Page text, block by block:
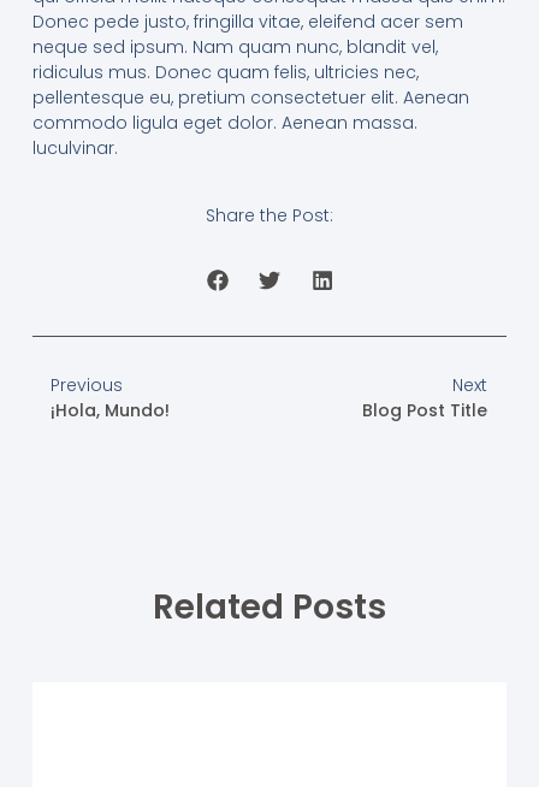
Donec pede justo, fringilla vitae, eleifend acer sem
neque sed ipsum. Nam quam nunc, blandit vel,
ridiculus mus. Donec quam felis, ultricies nec,
pellentesque eu, pretium consectetuer elit. Aenean
commodo ligula eget dolor. Aenean massa.
luculvinar.
Share the Post:
Previous
¡Hola, Mundo!
Next
Blog Post Title
Related Posts